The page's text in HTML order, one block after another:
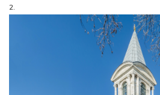
2.